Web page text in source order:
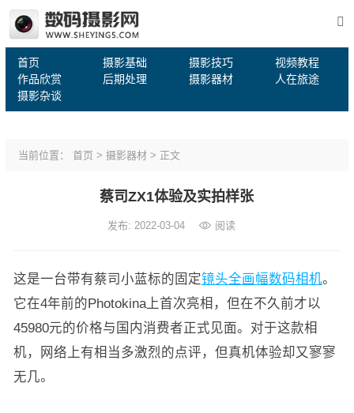
首页 摄影基础 摄影技巧
视频教程
作品欣赏
后期处理 摄影器材
人在旅途
摄影杂谈
当前位置： 首页 > 摄影器材> 正文
蔡司ZX1体验及实拍样张
发布: 2022-03-04 阅读
这是一台带有蔡司小蓝标的固定镜头全画幅数码相机。
它在4年前的Photokina上首次亮相，但在不久前才以
45980元的价格与国内消费者正式见面。对于这款相
机，网络上有相当多激烈的点评，但真机体验却又寥寥
无几。